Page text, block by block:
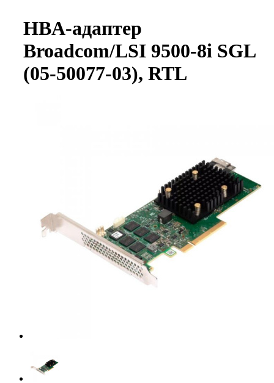
HBA-адаптер
Broadcom/LSI 9500-8i SGL
(05-50077-03), RTL